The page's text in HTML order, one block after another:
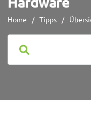
Home / Tipps /